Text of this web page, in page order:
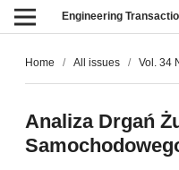
Engineering
Home / All issues / Vol. 34
Analiza Drgań